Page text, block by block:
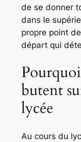
de se donner
dans le
propre point
départ qui
butent
lycée
Au cours du